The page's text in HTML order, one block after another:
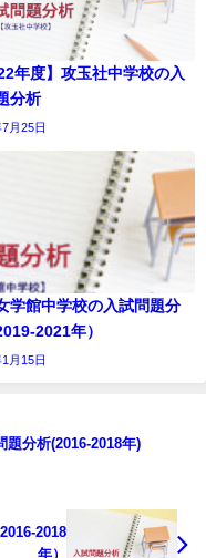
年度】攻玉社中学校の入
分析
月25日
学館中学校の入試問題分
2021年）
月15日
題分析(2016-2018年)
2018
年）